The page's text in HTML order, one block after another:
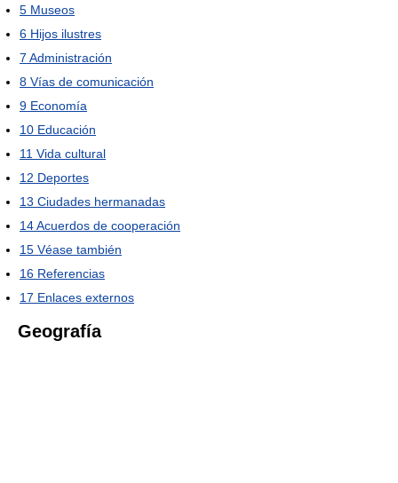
5 Museos
6 Hijos ilustres
7 Administración
8 Vías de comunicación
9 Economía
10 Educación
11 Vida cultural
12 Deportes
13 Ciudades hermanadas
14Acuerdos de cooperación
15 Véase también
16 Referencias
17 Enlaces externos
Geografía